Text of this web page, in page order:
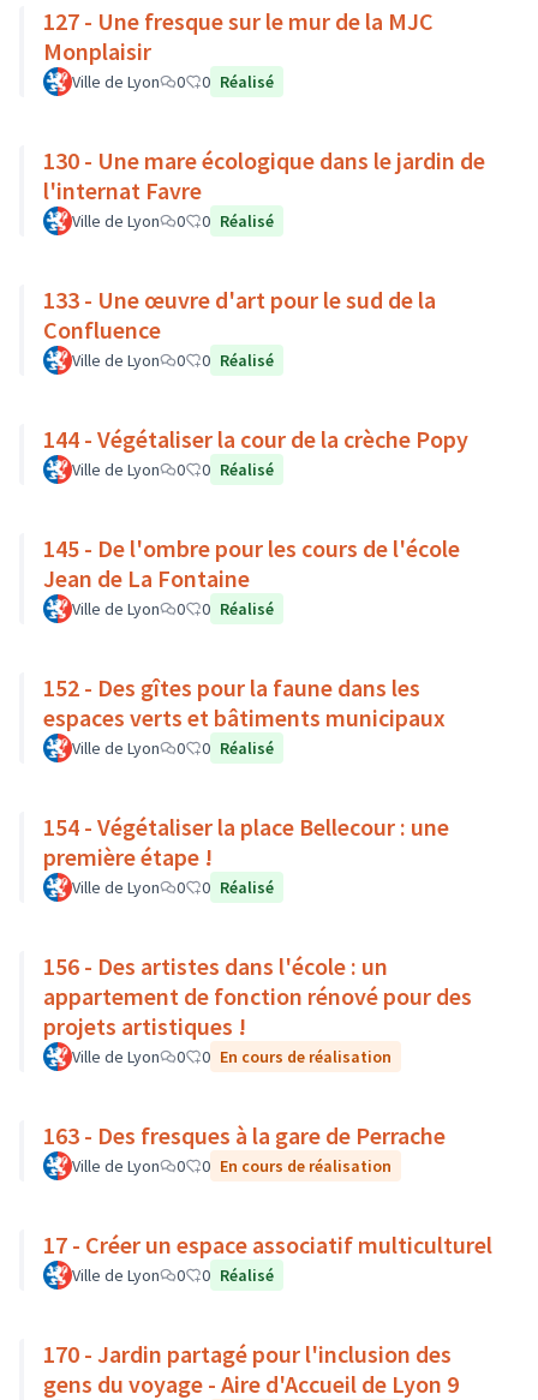
127 - Une fresque sur le mur de la MJC
Monplaisir
Ville de Lyon 0 0 Réalisé
130 - Une mare écologique dans le jardin de
l'internat Favre
Ville de Lyon 0 0 Réalisé
133 - Une œuvre d'art pour le sud de la
Confluence
Ville de Lyon 0 0 Réalisé
144 - Végétaliser la cour de la crèche Popy
Ville de Lyon 0 0 Réalisé
145 - De l'ombre pour les cours de l'école
Jean de La Fontaine
Ville de Lyon 0 0 Réalisé
152 - Des gîtes pour la faune dans les
espaces verts et bâtiments municipaux
Ville de Lyon 0 0 Réalisé
154 - Végétaliser la place Bellecour : une
première étape !
Ville de Lyon 0 0 Réalisé
156 - Des artistes dans l'école : un
appartement de fonction rénové pour des
projets artistiques !
Ville de Lyon 0 0 En cours de réalisation
163 - Des fresques à la gare de Perrache
Ville de Lyon 0 0 En cours de réalisation
17 - Créer un espace associatif multiculturel
Ville de Lyon 0 0 Réalisé
170 - Jardin partagé pour l'inclusion des
gens du voyage - Aire d'Accueil de Lyon 9